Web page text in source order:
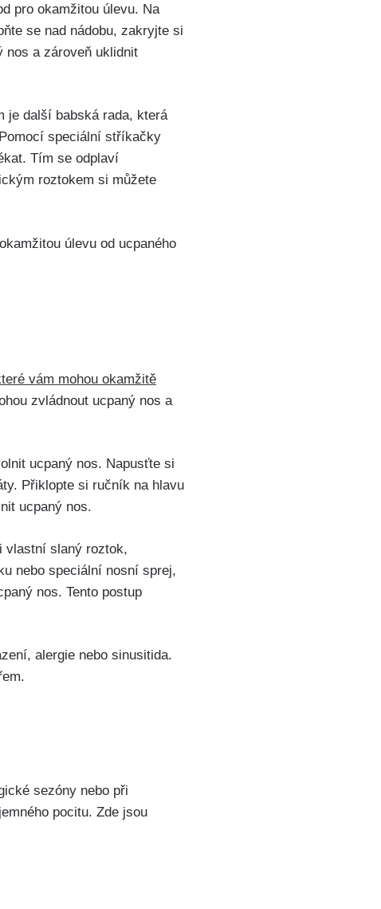
​pro ‍okamžitou ​úlevu.⁢ Na
se nad⁤ nádobu, zakryjte‍ si
nos⁣ a zároveň uklidnit⁢
‍je další babská rada, která
‍speciální stříkačky
Tím se odplaví
roztokem⁤ si můžete
úlevu ⁢od ucpaného
vám mohou okamžitě
zvládnout⁤ ucpaný ⁢nos a
ucpaný nos. ‌Napusťte‍ si
⁤Přiklopte si ručník na ⁣hlavu
ucpaný nos.
vlastní ​slaný ⁣roztok,
nebo speciální nosní​ sprej,
nos. ⁢Tento⁢ postup
alergie⁤ nebo sinusitida.‌
sezóny ⁢nebo při⁢
pocitu.‍ Zde jsou⁣